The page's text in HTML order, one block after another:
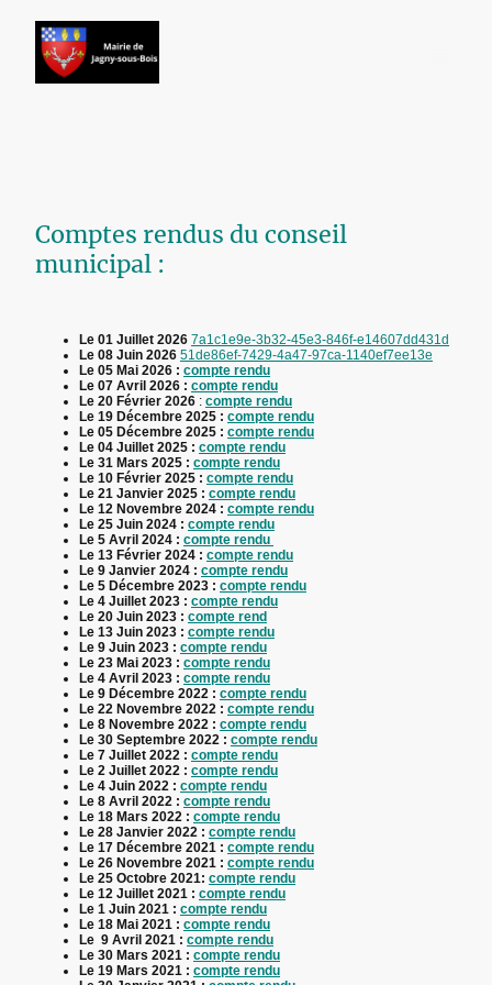
Comptes rendus du conseil
municipal :
Le 01 Juillet 2026 7a1c1e9e-3b32-45e3-846f-e14607dd431d
Le 08 Juin 2026 51de86ef-7429-4a47-97ca-1140ef7ee13e
Le 05 Mai 2026 : compte rendu
Le 07 Avril 2026 : compte rendu
Le 20 Février 2026 : compte rendu
Le 19 Décembre 2025 : compte rendu
Le 05 Décembre 2025 : compte rendu
Le 04 Juillet 2025 : compte rendu
Le 31 Mars 2025 : compte rendu
Le 10 Février 2025 : compte rendu
Le 21 Janvier 2025 : compte rendu
Le 12 Novembre 2024 : compte rendu
Le 25 Juin 2024 : compte rendu
Le 5 Avril 2024 : compte rendu
Le 13 Février 2024 : compte rendu
Le 9 Janvier 2024 : compte rendu
Le 5 Décembre 2023 : compte rendu
Le 4 Juillet 2023 : compte rendu
Le 20 Juin 2023 : compte rend
Le 13 Juin 2023 : compte rendu
Le 9 Juin 2023 : compte rendu
Le 23 Mai 2023 : compte rendu
Le 4 Avril 2023 : compte rendu
Le 9 Décembre 2022 : compte rendu
Le 22 Novembre 2022 : compte rendu
Le 8 Novembre 2022 : compte rendu
Le 30 Septembre 2022 : compte rendu
Le 7 Juillet 2022 : compte rendu
Le 2 Juillet 2022 : compte rendu
Le 4 Juin 2022 : compte rendu
Le 8 Avril 2022 : compte rendu
Le 18 Mars 2022 : compte rendu
Le 28 Janvier 2022 : compte rendu
Le 17 Décembre 2021 : compte rendu
Le 26 Novembre 2021 : compte rendu
Le 25 Octobre 2021: compte rendu
Le 12 Juillet 2021 : compte rendu
Le 1 Juin 2021 : compte rendu
Le 18 Mai 2021 : compte rendu
Le 9 Avril 2021 : compte rendu
Le 30 Mars 2021 : compte rendu
Le 19 Mars 2021 : compte rendu